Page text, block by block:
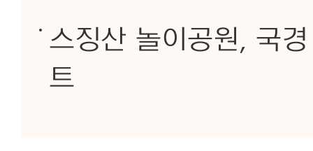
스징산 놀이공원, 국
트